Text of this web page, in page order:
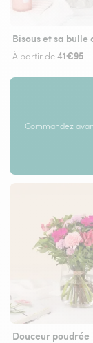
Bisous et sa bulle
À partir de41€95
Commandez
Douceur poudrée